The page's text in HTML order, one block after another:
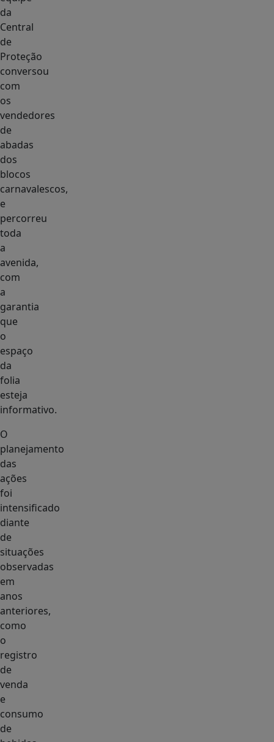
da
Central
de
Proteção
conversou
com
os
vendedores
de
abadas
dos
blocos
carnavalescos,
e
percorreu
toda
a
avenida,
com
a
garantia
que
o
espaço
da
folia
esteja
informativo.
O
planejamento
das
ações
foi
intensificado
diante
de
situações
observadas
em
anos
anteriores,
como
o
registro
de
venda
e
consumo
de